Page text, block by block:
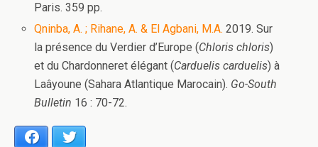
Paris. 359 pp.
Qninba, A. ; Rihane, A. & El Agbani, M.A. 2019. Sur
la présence du Verdier d’Europe (Chloris chloris)
et du Chardonneret élégant (Carduelis carduelis) à
Laâyoune (Sahara Atlantique Marocain). Go-South
Bulletin 16 : 70-72.
Facebook